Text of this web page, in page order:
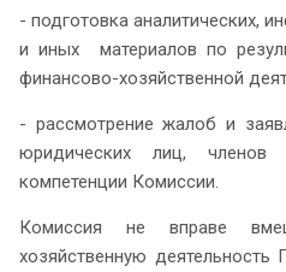
- подготовка аналитических,
и иных материалов по
финансово-хозяйственной
- рассмотрение жалоб и
юридических лиц,
компетенции Комиссии.
Комиссия не вправе
хозяйственную деятельность